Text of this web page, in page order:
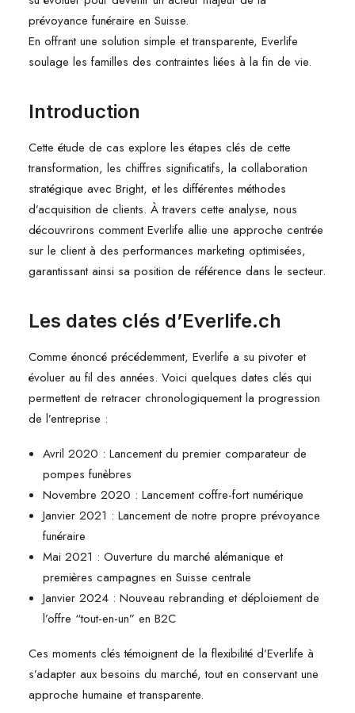
prévoyance funéraire en Suisse.
En offrant une solution simple et transparente, Everlife
soulage les familles des contraintes liées à la fin de vie.
Introduction
Cette étude de cas explore les étapes clés de cette
transformation, les chiffres significatifs, la collaboration
stratégique avec Bright, et les différentes méthodes
d’acquisition de clients. À travers cette analyse, nous
découvrirons comment Everlife allie une approche centrée
sur le client à des performances marketing optimisées,
garantissant ainsi sa position de référence dans le secteur.
Les dates clés d’Everlife.ch
Comme énoncé précédemment, Everlife a su pivoter et
évoluer au fil des années. Voici quelques dates clés qui
permettent de retracer chronologiquement la progression
de l’entreprise :
Avril 2020 : Lancement du premier comparateur de
pompes funèbres
Novembre 2020 : Lancement coffre-fort numérique
Janvier 2021 : Lancement de notre propre prévoyance
funéraire
Mai 2021 : Ouverture du marché alémanique et
premières campagnes en Suisse centrale
Janvier 2024 : Nouveau rebranding et déploiement de
l’offre “tout-en-un” en B2C
Ces moments clés témoignent de la flexibilité d’Everlife à
s’adapter aux besoins du marché, tout en conservant une
approche humaine et transparente.